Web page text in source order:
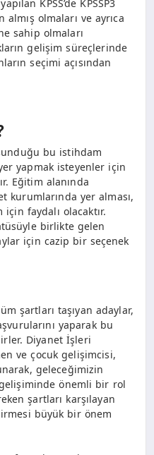
KPSS’de KPSSP3
olmaları ve ayrıca
sahip olmaları
gelişim süreçlerinde
seçimi açısından
bu istihdam
yapmak isteyenler için
Eğitim alanında
kurumlarında yer alması,
faydalı olacaktır.
birlikte gelen
için cazip bir seçenek
şartları taşıyan adaylar,
yaparak bu
Diyanet İşleri
ve çocuk gelişimcisi,
geleceğimizin
gelişiminde önemli bir rol
şartları karşılayan
büyük bir önem